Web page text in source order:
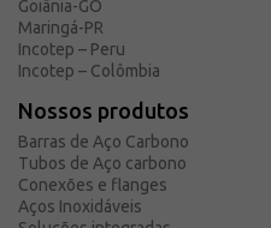
Goiânia-GO
Maringá-PR
Incotep – Peru
Incotep – Colômbia
Nossos produtos
Barras de Aço Carbono
Tubos de Aço carbono
Conexões e flanges
Aços Inoxidáveis